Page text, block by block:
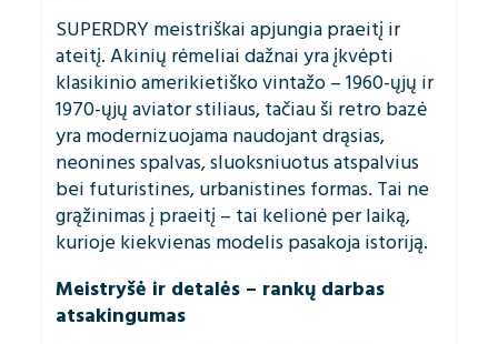
SUPERDRY meistriškai apjungia praeitį ir
ateitį. Akinių rėmeliai dažnai yra įkvėpti
klasikinio amerikietiško vintažo – 1960-ųjų ir
1970-ųjų aviator stiliaus, tačiau ši retro bazė
yra modernizuojama naudojant drąsias,
neonines spalvas, sluoksniuotus atspalvius
bei futuristines, urbanistines formas. Tai ne
grąžinimas į praeitį – tai kelionė per laiką,
kurioje kiekvienas modelis pasakoja istoriją.
Meistryšė ir detalės – rankų darbas
atsakingumas